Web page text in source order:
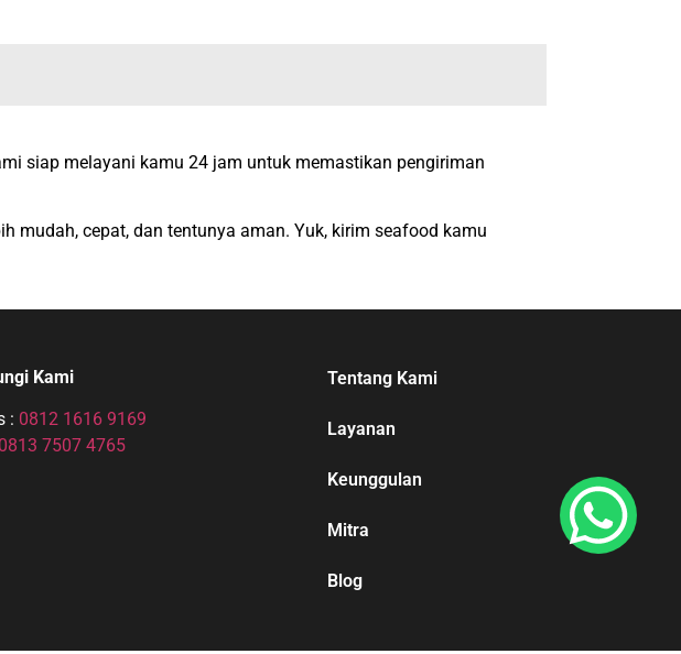
siap melayani kamu 24 jam untuk memastikan pengiriman
mudah, cepat, dan tentunya aman. Yuk, kirim seafood kamu
Kami
: 0812 1616 9169
0813 7507 4765
Tentang Kami
Layanan
Keunggulan
Mitra
Blog